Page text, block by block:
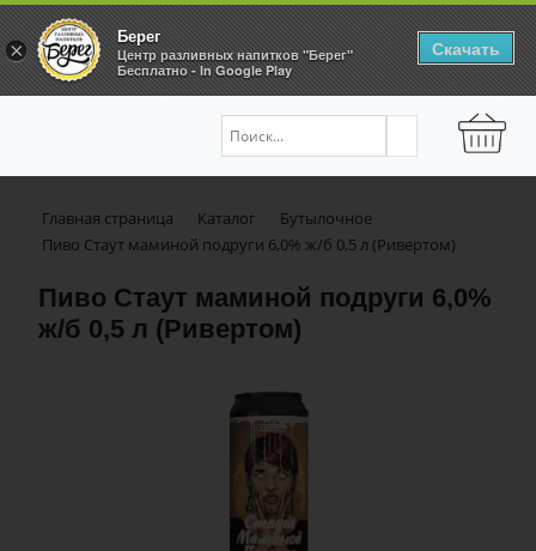
Главная страница Каталог
Бутылочное
Пиво Стаут маминой подруги 6,0% ж/б 0,5 л (Ривертом)
Пиво Стаут маминой подруги 6,0%
ж/б 0,5 л (Ривертом)
×
Берег
Центр разливных напитков "Берег"
Бесплатно - In Google Play
Скачать